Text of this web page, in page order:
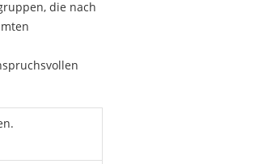
die nach